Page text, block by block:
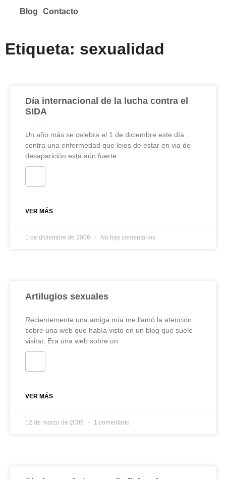
Blog Contacto
Etiqueta: sexualidad
Día internacional de la lucha contra el
SIDA
Un año más se celebra el 1 de diciembre este día
contra una enfermedad que lejos de estar en via de
desaparición está aún fuerte
VER MÁS
1 de diciembre de 2006 No hay comentarios
Artilugios sexuales
Recientemente una amiga mía me llamó la atención
sobre una web que había visto en un blog que suele
visitar. Era una web sobre un
VER MÁS
12 de marzo de 2006 1 comentario